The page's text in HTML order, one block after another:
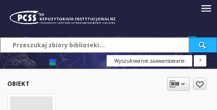
Wyszukiwanie zaawansowane ?
OBIEKT